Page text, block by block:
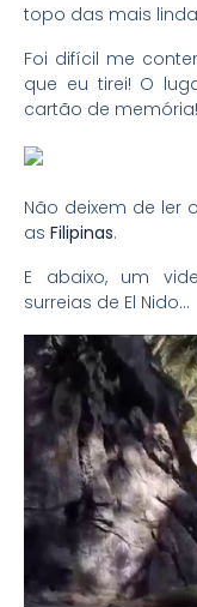
topo das mais
Foi difícil me
que eu tirei! O
cartão de memória!
Não deixem de ler
as Filipinas.
E abaixo, um
surreias de El Nido…